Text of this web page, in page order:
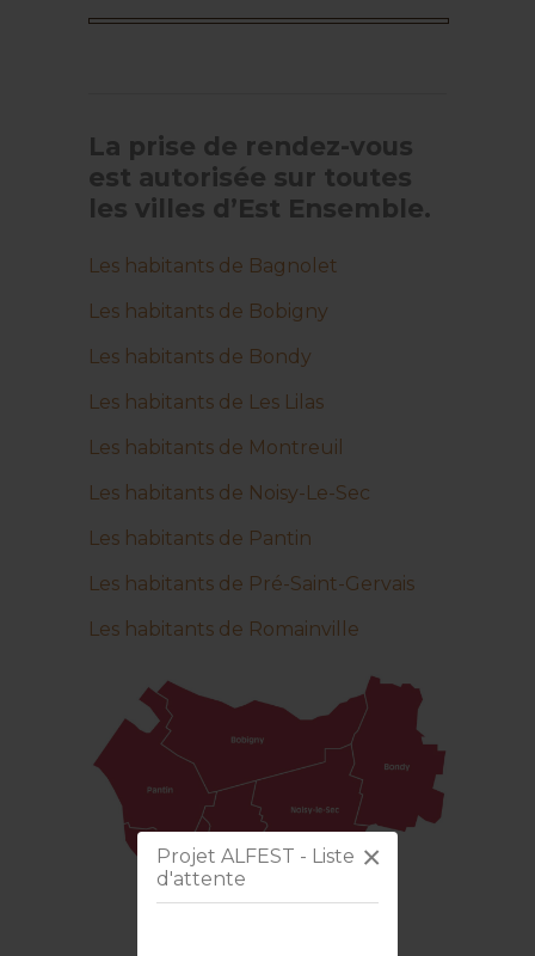
Projet ALFEST - Liste
d'attente
×
La prise de rendez-vous
est autorisée sur toutes
les villes d’Est Ensemble.
Les habitants de Bagnolet
Les habitants de Bobigny
Les habitants de Bondy
Les habitants de Les Lilas
Les habitants de Montreuil
Les habitants de Noisy-Le-Sec
Les habitants de Pantin
Les habitants de Pré-Saint-Gervais
Les habitants de Romainville